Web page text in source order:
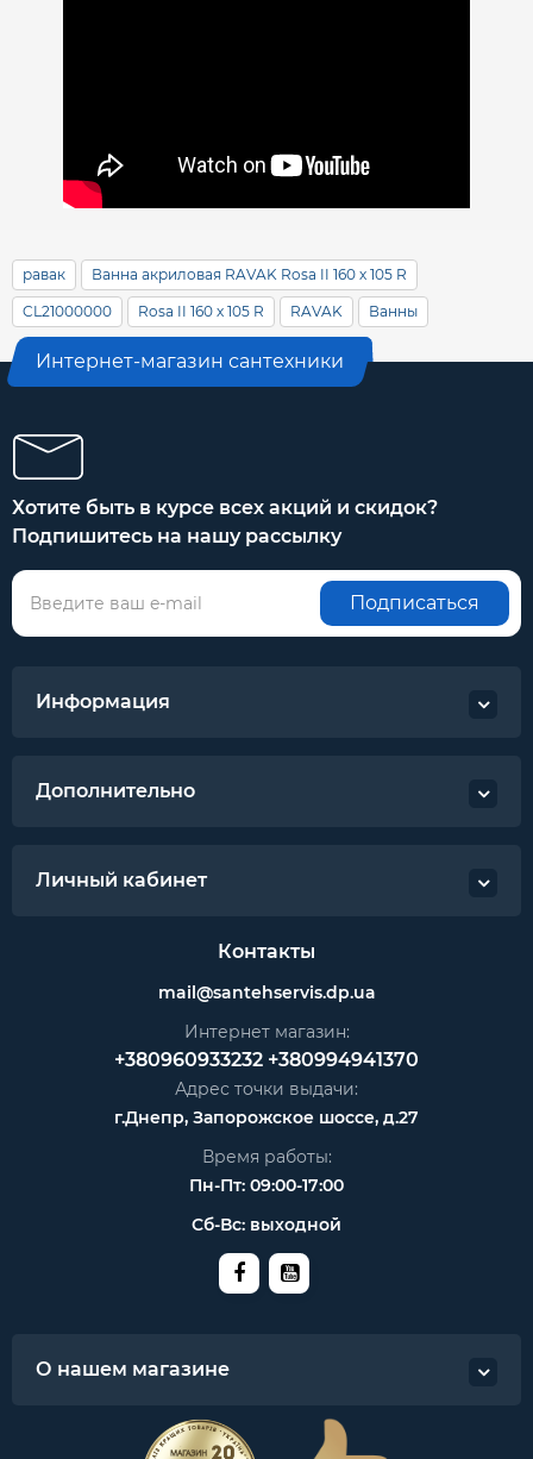
равак Ванна акриловая RAVAK Rosa II 160 х 105 R
CL21000000 Rosa II 160 х 105 R RAVAK Ванны
Интернет-магазин сантехники
Хотите быть в курсе всех акций и скидок?
Подпишитесь на нашу рассылку
Подписаться
Информация
Дополнительно
Личный кабинет
Контакты
mail@santehservis.dp.ua
Интернет магазин:
+380960933232 +380994941370
Адрес точки выдачи:
г.Днепр, Запорожское шоссе, д.27
Время работы:
Пн-Пт: 09:00-17:00
Сб-Вс: выходной
О нашем магазине